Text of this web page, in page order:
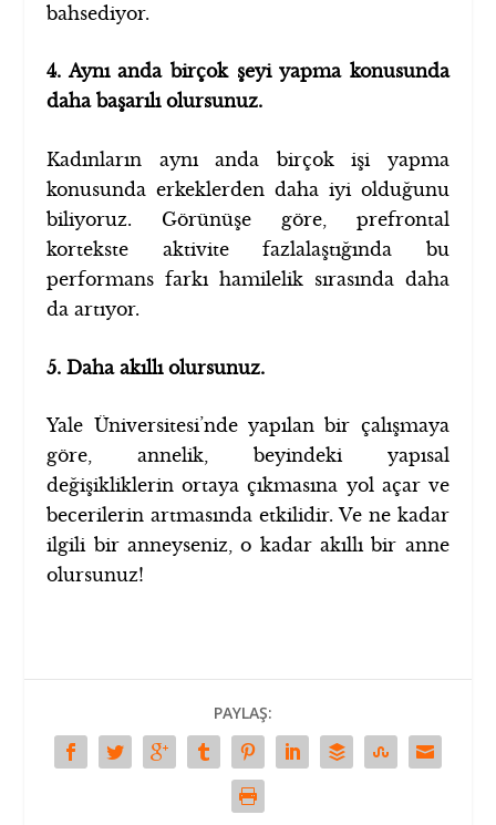
bahsediyor.
4. Aynı anda birçok şeyi yapma konusunda
daha başarılı olursunuz.
Kadınların aynı anda birçok işi yapma
konusunda erkeklerden daha iyi olduğunu
biliyoruz. Görünüşe göre, prefrontal
kortekste aktivite fazlalaştığında bu
performans farkı hamilelik sırasında daha
da artıyor.
5. Daha akıllı olursunuz.
Yale Üniversitesi’nde yapılan bir çalışmaya
göre, annelik, beyindeki yapısal
değişikliklerin ortaya çıkmasına yol açar ve
becerilerin artmasında etkilidir. Ve ne kadar
ilgili bir anneyseniz, o kadar akıllı bir anne
olursunuz!
PAYLAŞ: